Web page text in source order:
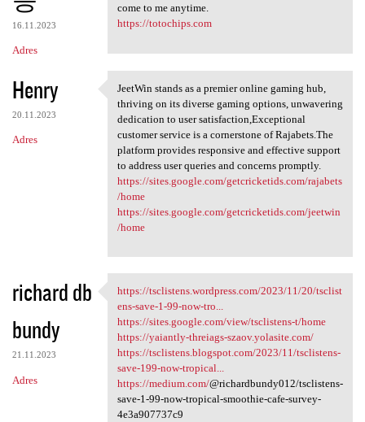
16.11.2023
Adres
come to me anytime.
https://totochips.com
Henry
20.11.2023
Adres
JeetWin stands as a premier
JeetWin stands as a premier online gaming hub,
thriving on its diverse gaming options, unwavering
dedication to user satisfaction,Exceptional
customer service is a cornerstone of Rajabets.The
platform provides responsive and effective support
to address user queries and concerns promptly.
https://sites.google.com/getcricketids.com/rajabets
/home
https://sites.google.com/getcricketids.com/jeetwin
/home
richard db
bundy
21.11.2023
Adres
https://tsclistens.wordpress
https://tsclistens.wordpress.com/2023/11/20/tsclist
ens-save-1-99-now-tro...
https://sites.google.com/view/tsclistens-t/home
https://yaiantly-threiags-szaov.yolasite.com/
https://tsclistens.blogspot.com/2023/11/tsclistens-
save-199-now-tropical...
https://medium.com/@richardbundy012/tsclistens-
save-1-99-now-tropical-smoothie-cafe-survey-
4e3a907737c9